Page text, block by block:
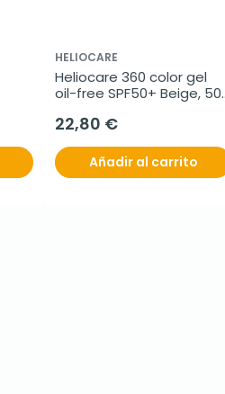
HELIOCARE
Heliocare 360 color gel
oil-free SPF50+ Beige, 50
22,80 €
Añadir al carrito